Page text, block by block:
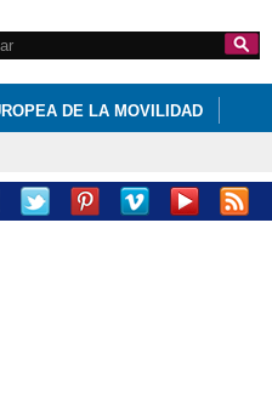
de
this site
DE LA MOVILIDAD